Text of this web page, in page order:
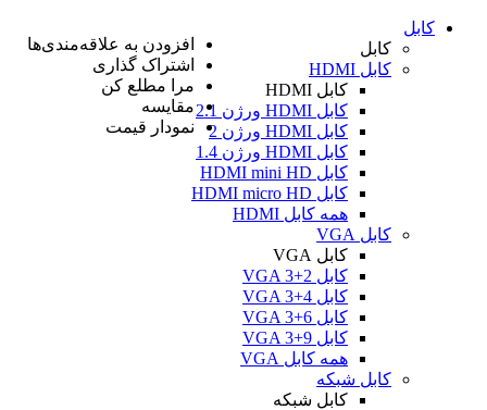
کابل
کابل
کابل HDMI
کابل HDMI
کابل HDMI ورژن 2.1
کابل HDMI ورژن 2
کابل HDMI ورژن 1.4
کابل HDMI mini HD
کابل HDMI micro HD
همه کابل HDMI
کابل VGA
کابل VGA
کابل VGA 3+2
کابل VGA 3+4
کابل VGA 3+6
کابل VGA 3+9
همه کابل VGA
کابل شبکه
کابل شبکه
افزودن به علاقه‌مندی‌ها
اشتراک گذاری
مرا مطلع کن
مقایسه
نمودار قیمت